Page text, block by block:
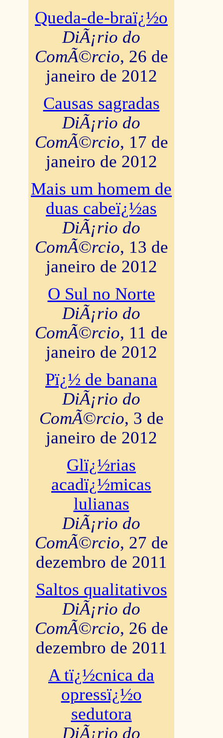
Queda-de-braï¿½o
DiÃ¡rio do
ComÃ©rcio, 26 de
janeiro de 2012
Causas sagradas
DiÃ¡rio do
ComÃ©rcio, 17 de
janeiro de 2012
Mais um homem de
duas cabeï¿½as
DiÃ¡rio do
ComÃ©rcio, 13 de
janeiro de 2012
O Sul no Norte
DiÃ¡rio do
ComÃ©rcio, 11 de
janeiro de 2012
Pï¿½ de banana
DiÃ¡rio do
ComÃ©rcio, 3 de
janeiro de 2012
Glï¿½rias
acadï¿½micas
lulianas
DiÃ¡rio do
ComÃ©rcio, 27 de
dezembro de 2011
Saltos qualitativos
DiÃ¡rio do
ComÃ©rcio, 26 de
dezembro de 2011
A tï¿½cnica da
opressï¿½o
sedutora
DiÃ¡rio do